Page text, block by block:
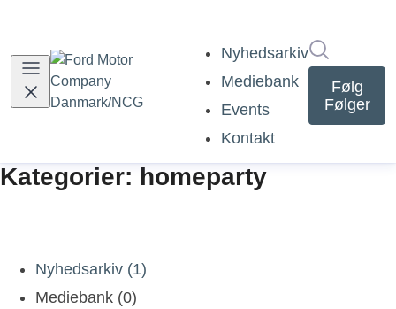
Nyhedsarkiv
Mediebank
Events
Kontakt
Følg
Følger
Kategorier: homeparty
Nyhedsarkiv (1)
Mediebank (0)